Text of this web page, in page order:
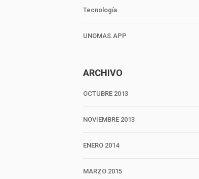
Tecnología
UNOMAS.APP
ARCHIVO
OCTUBRE 2013
NOVIEMBRE 2013
ENERO 2014
MARZO 2015